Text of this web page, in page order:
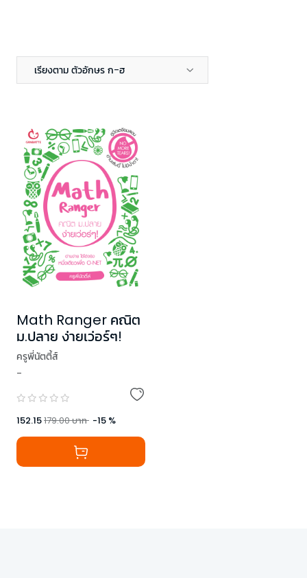
เรียงตาม ตัวอักษร ก-ฮ
Math Ranger คณิต
ม.ปลาย ง่ายเว่อร์ๆ!
ครูพี่นัตตี้ส์
-
152.15179.00บาท -15 %